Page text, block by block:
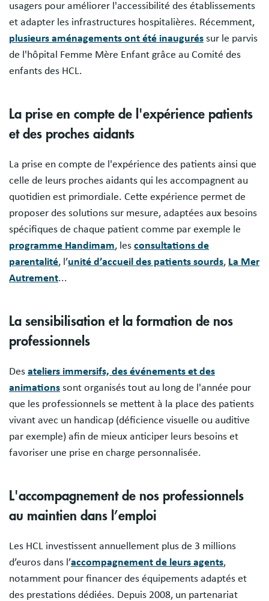
usagers pour améliorer l'accessibilité des établissements
et adapter les infrastructures hospitalières. Récemment,
plusieurs aménagements ont été inaugurés sur le parvis
de l'hôpital Femme Mère Enfant grâce au Comité des
enfants des HCL.
La prise en compte de l'expérience patients
et des proches aidants
La prise en compte de l'expérience des patients ainsi que
celle de leurs proches aidants qui les accompagnent au
quotidien est primordiale. Cette expérience permet de
proposer des solutions sur mesure, adaptées aux besoins
spécifiques de chaque patient comme par exemple le
programme Handimam, les consultations de
parentalité, l’unité d’accueil des patients sourds, La Mer
Autrement...
La sensibilisation et la formation de nos
professionnels
Des ateliers immersifs, des événements et des
animations sont organisés tout au long de l'année pour
que les professionnels se mettent à la place des patients
vivant avec un handicap (déficience visuelle ou auditive
par exemple) afin de mieux anticiper leurs besoins et
favoriser une prise en charge personnalisée.
L'accompagnement de nos professionnels
au maintien dans l’emploi
Les HCL investissent annuellement plus de 3 millions
d’euros dans l’accompagnement de leurs agents,
notamment pour financer des équipements adaptés et
des prestations dédiées. Depuis 2008, un partenariat